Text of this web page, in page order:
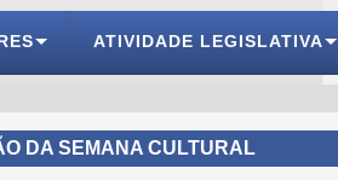
ATIVIDADE LEGISLATIVA
DA SEMANA CULTURAL